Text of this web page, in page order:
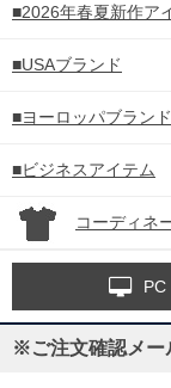
■2026年春夏新作ア
■USAブランド
■ヨーロッパブランド
■ビジネスアイテム
コーディネ
PC
※ご注文確認メー